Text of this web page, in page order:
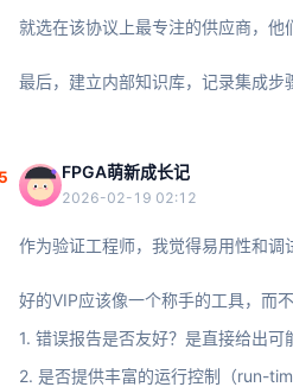
就选在该协议上最专注的供应商，他
最后，建立内部知识库，记录集成步
5 FPGA萌新成长记
2026-02-19 02:12
作为验证工程师，我觉得易用性和调
好的VIP应该像一个称手的工具，而
1. 错误报告是否友好？是直接给出可
2. 是否提供丰富的运行控制（run-